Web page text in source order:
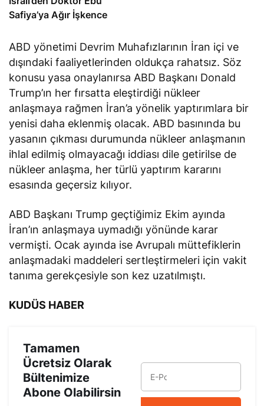
Safiya’ya Ağır İşkence
ABD yönetimi Devrim Muhafızlarının İran içi ve
dışındaki faaliyetlerinden oldukça rahatsız. Söz
konusu yasa onaylanırsa ABD Başkanı Donald
Trump’ın her fırsatta eleştirdiği nükleer
anlaşmaya rağmen İran’a yönelik yaptırımlara bir
yenisi daha eklenmiş olacak. ABD basınında bu
yasanın çıkması durumunda nükleer anlaşmanın
ihlal edilmiş olmayacağı iddiası dile getirilse de
nükleer anlaşma, her türlü yaptırım kararını
esasında geçersiz kılıyor.
ABD Başkanı Trump geçtiğimiz Ekim ayında
İran’ın anlaşmaya uymadığı yönünde karar
vermişti. Ocak ayında ise Avrupalı müttefiklerin
anlaşmadaki maddeleri sertleştirmeleri için vakit
tanıma gerekçesiyle son kez uzatılmıştı.
KUDÜS HABER
Tamamen
Ücretsiz Olarak
Bültenimize
Abone Olabilirsin